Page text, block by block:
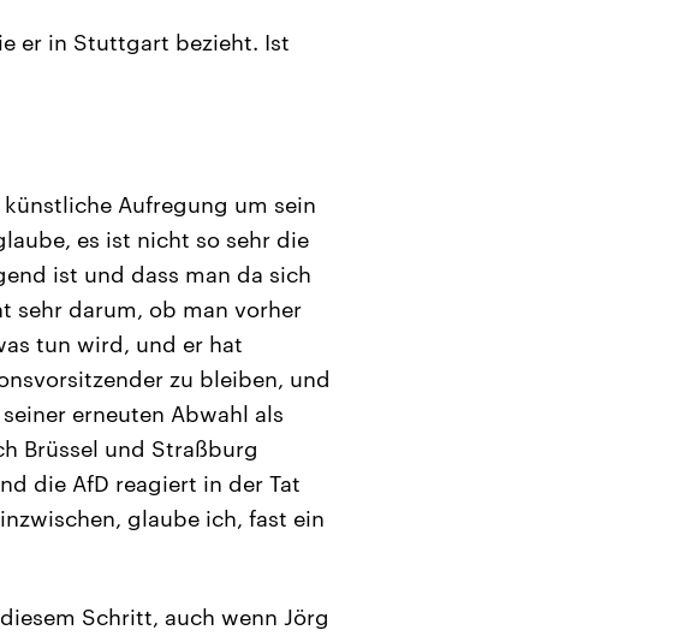
er in Stuttgart bezieht. Ist
Aufregung um sein
es ist nicht so sehr die
ist und dass man da sich
sehr darum, ob man vorher
tun wird, und er hat
zu bleiben, und
erneuten Abwahl als
Brüssel und Straßburg
die AfD reagiert in der Tat
glaube ich, fast ein
Schritt, auch wenn Jörg